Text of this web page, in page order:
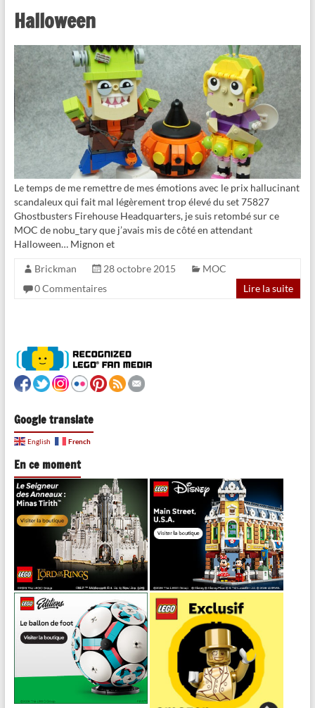
Halloween
Le temps de me remettre de mes émotions avec le prix hallucinant
scandaleux qui fait mal légèrement trop élevé du set 75827
Ghostbusters Firehouse Headquarters, je suis retombé sur ce
MOC de nobu_tary que j’avais mis de côté en attendant
Halloween… Mignon et
Brickman 28 octobre 2015
MOC
0 Commentaires
Lire la suite
Google translate
English French
En ce moment